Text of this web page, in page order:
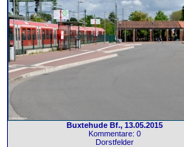
Buxtehude Bf., 13.05.2015
Kommentare: 0
Dorstfelder